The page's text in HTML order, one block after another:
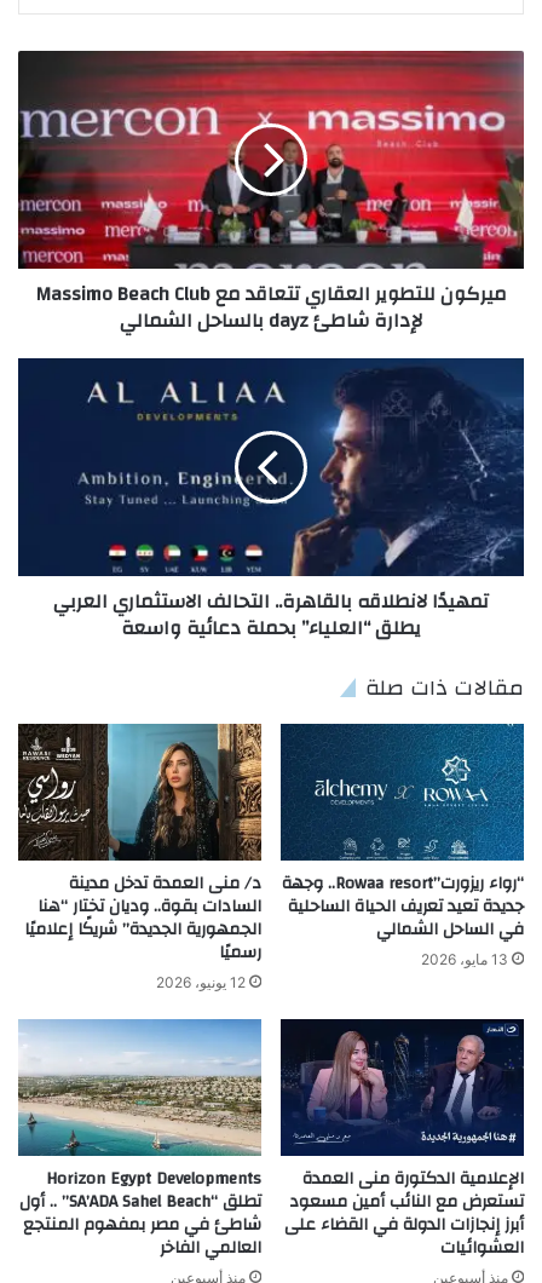
ميركون للتطوير العقاري تتعاقد مع Massimo Beach Club
لإدارة شاطئ dayz بالساحل الشمالي
تمهيدًا لانطلاقه بالقاهرة.. التحالف الاستثماري العربي
يطلق “العلياء” بحملة دعائية واسعة
مقالات ذات صلة
“رواء ريزورت”Rowaa resort.. وجهة
جديدة تعيد تعريف الحياة الساحلية
في الساحل الشمالي
13 مايو، 2026
د/ منى العمدة تدخل مدينة
السادات بقوة.. وديان تختار “هنا
الجمهورية الجديدة” شريكًا إعلاميًا
رسميًا
12 يونيو، 2026
الإعلامية الدكتورة منى العمدة
تستعرض مع النائب أمين مسعود
أبرز إنجازات الدولة في القضاء على
العشوائيات
منذ أسبوعين
Horizon Egypt Developments
تطلق “SA’ADA Sahel Beach” .. أول
شاطئ في مصر بمفهوم المنتجع
العالمي الفاخر
منذ أسبوعين